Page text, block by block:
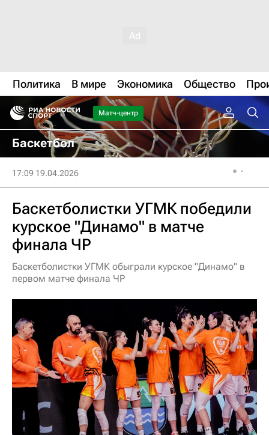
Политика В мире Экономика Общество
Матч-центр
Баскетбол
17:09 19.04.2026
Баскетболистки УГМК победили
курское "Динамо" в матче
финала ЧР
Баскетболистки УГМК обыграли курское "Динамо" в
первом матче финала ЧР